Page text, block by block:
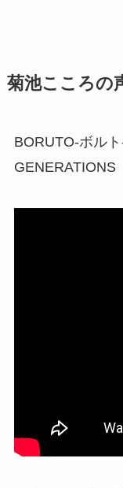
菊池こころの
BORUTO-ボル
GENERATIONS